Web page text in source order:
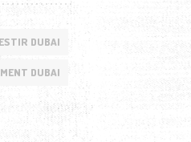
DUBAI
DUBAI